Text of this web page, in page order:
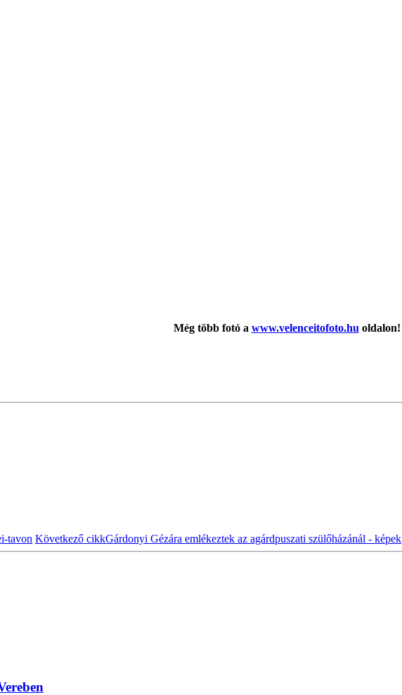
Még több fotó a www.velenceitofoto.hu oldalon!
tavon Következő cikkGárdonyi Gézára emlékeztek az agárdpuszati szülőházánál - képek